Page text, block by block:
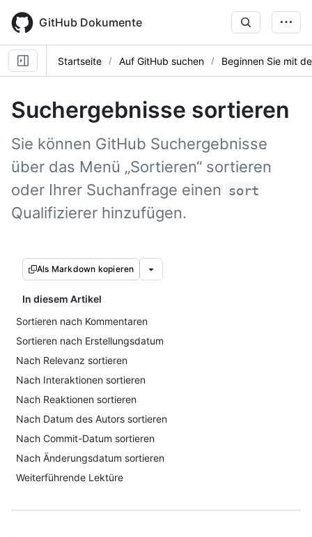
main
content
GitHub Dokumente
Startseite Auf GitHub suchen Beginnen Sie mit
Suchergebnisse sortieren
Sie können GitHub Suchergebnisse
über das Menü „Sortieren“ sortieren
oder Ihrer Suchanfrage einen
sort
Qualifizierer hinzufügen.
Als Markdown kopieren
In diesem Artikel
Sortieren nach Kommentaren
Sortieren nach Erstellungsdatum
Nach Relevanz sortieren
Nach Interaktionen sortieren
Nach Reaktionen sortieren
Nach Datum des Autors sortieren
Nach Commit-Datum sortieren
Nach Änderungsdatum sortieren
Weiterführende Lektüre